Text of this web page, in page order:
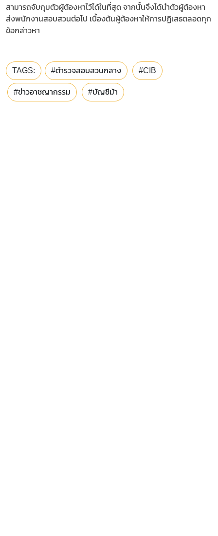
สามารถจับกุมตัวผู้ต้องหาไว้ได้ในที่สุด จากนั้นจึงได้นำตัวผู้ต้องหา
ส่งพนักงานสอบสวนต่อไป เบื้องต้นผู้ต้องหาให้การปฏิเสธตลอดทุก
ข้อกล่าวหา
TAGS: #ตำรวจสอบสวนกลาง #CIB
#ข่าวอาชญากรรม #บัญชีม้า